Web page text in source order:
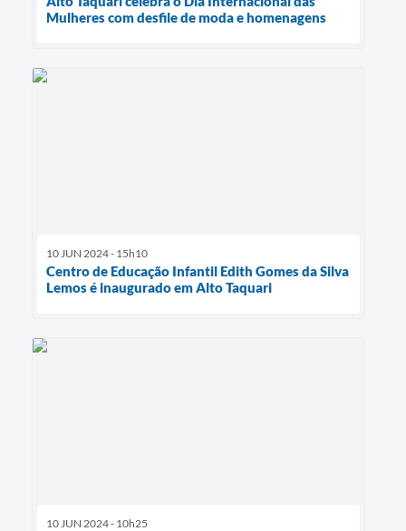
Mulheres com desfile de moda e homenagens
10 JUN 2024 - 15h10
Centro de Educação Infantil Edith Gomes da Silva
Lemos é inaugurado em Alto Taquari
10 JUN 2024 - 10h25